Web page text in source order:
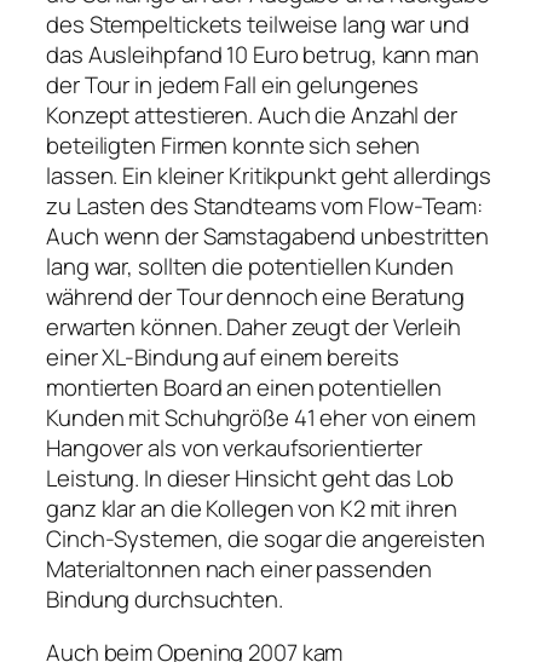
des Stempeltickets teilweise lang war und
das Ausleihpfand 10 Euro betrug, kann man
der Tour in jedem Fall ein gelungenes
Konzept attestieren. Auch die Anzahl der
beteiligten Firmen konnte sich sehen
lassen. Ein kleiner Kritikpunkt geht allerdings
zu Lasten des Standteams vom Flow-Team:
Auch wenn der Samstagabend unbestritten
lang war, sollten die potentiellen Kunden
während der Tour dennoch eine Beratung
erwarten können. Daher zeugt der Verleih
einer XL-Bindung auf einem bereits
montierten Board an einen potentiellen
Kunden mit Schuhgröße 41 eher von einem
Hangover als von verkaufsorientierter
Leistung. In dieser Hinsicht geht das Lob
ganz klar an die Kollegen von K2 mit ihren
Cinch-Systemen, die sogar die angereisten
Materialtonnen nach einer passenden
Bindung durchsuchten.
Auch beim Opening 2007 kam